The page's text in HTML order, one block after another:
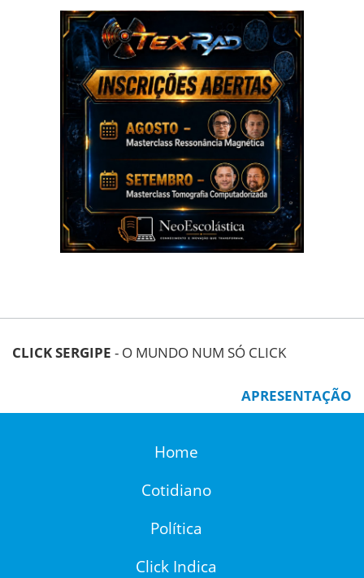
CLICK SERGIPE - O MUNDO NUM SÓ CLICK
APRESENTAÇÃO
Home
Cotidiano
Política
Click Indica